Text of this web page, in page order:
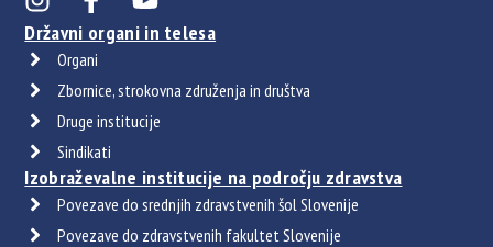
Državni organi in telesa
Organi
Zbornice, strokovna združenja in društva
Druge institucije
Sindikati
Izobraževalne institucije na področju zdravstva
Povezave do srednjih zdravstvenih šol Slovenije
Povezave do zdravstvenih fakultet Slovenije